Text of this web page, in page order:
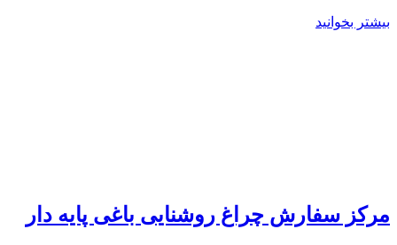
بیشتر بخوانید
مرکز سفارش چراغ روشنایی باغی پایه دار